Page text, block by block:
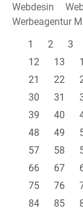
Webdesin
Werbeagentur
1
2 3
12
13
21
22
30
31
39
40
48
49
57
58
66
67
75
76
84
85